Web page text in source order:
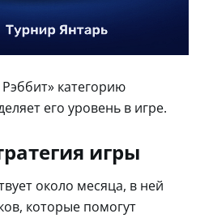
категорию
его уровень в игре.
игры
около месяца, в ней
которые помогут